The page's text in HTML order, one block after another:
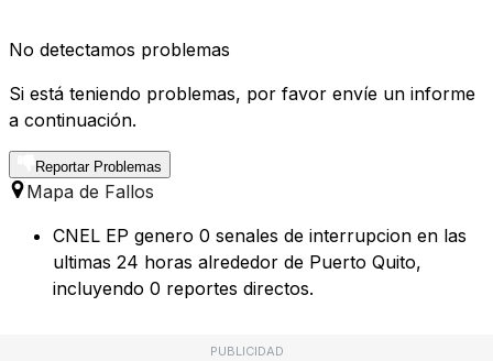
No detectamos problemas
Si está teniendo problemas, por favor envíe un informe
a continuación.
Reportar Problemas
Mapa de Fallos
CNEL EP genero 0 senales de interrupcion en las
ultimas 24 horas alrededor de Puerto Quito,
incluyendo 0 reportes directos.
PUBLICIDAD